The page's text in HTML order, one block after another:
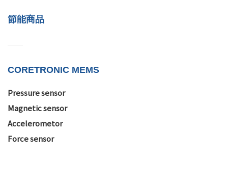
節能商品
CORETRONIC MEMS
Pressure sensor
Magnetic sensor
Accelerometor
Force sensor